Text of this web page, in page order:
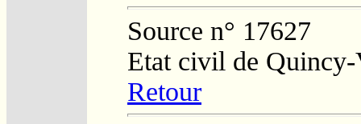
Source n° 17627
Etat civil de Quincy-
Retour